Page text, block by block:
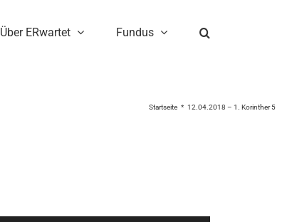
Über ERwartet Fundus
Startseite 12.04.2018 – 1. Korinther 5